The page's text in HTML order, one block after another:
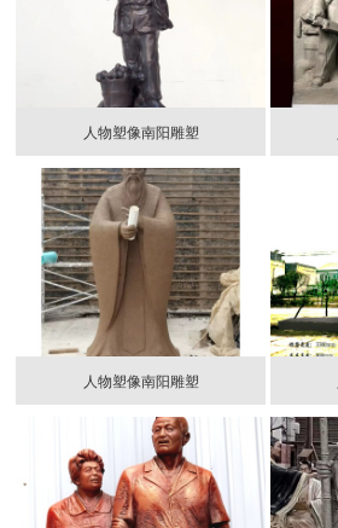
人物塑像南阳雕塑
人物塑像南阳雕塑